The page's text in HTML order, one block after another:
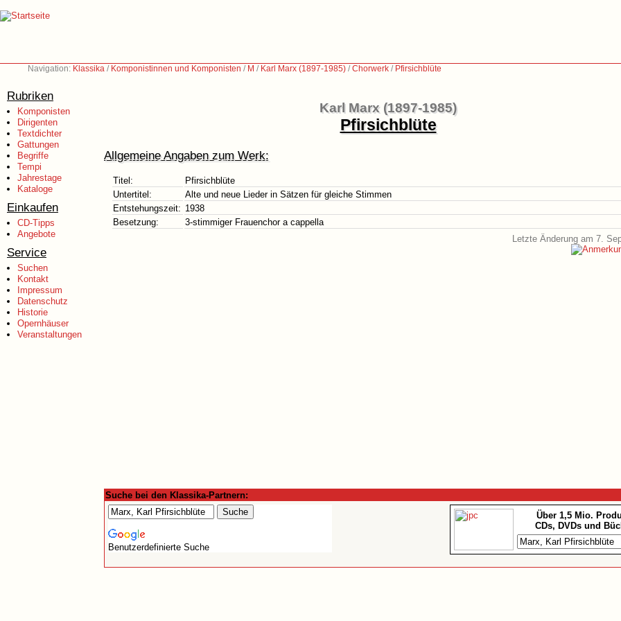
Navigation: Klassika / Komponistinnen und Komponisten / M / Karl Marx (1897-1985) /Chorwerk / Pfirsichblüte
Rubriken
Komponisten
Dirigenten
Textdichter
Gattungen
Begriffe
Tempi
Jahrestage
Kataloge
Einkaufen
CD-Tipps
Angebote
Service
Suchen
Kontakt
Impressum
Datenschutz
Historie
Opernhäuser
Veranstaltungen
Karl Marx (1897-1985)
Pfirsichblüte
Allgemeine Angaben zum Werk:
Titel:
Pfirsichblüte
Untertitel:
Alte und neue Lieder in Sätzen für gleiche Stimmen
Entstehungszeit: 1938
Besetzung:
3-stimmiger Frauenchor a cappella
Letzte Änderung am 7.
Suche bei den Klassika-Partnern:
Benutzerdefinierte Suche
Über 1,5 Mio.
CDs, DVDs und